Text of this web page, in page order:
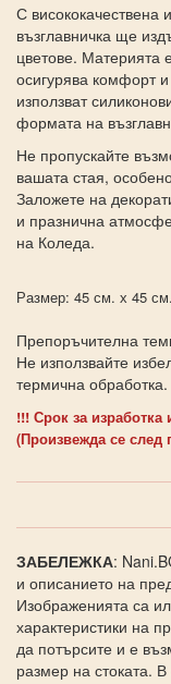
С висококачествена
възглавничка ще
цветове. Материята
осигурява комфорт
използват
формата на
Не пропускайте
вашата стая,
Заложете на
и празнична
на Коледа.
Размер: 45 см. х 45 см.
Препоръчителна
Не използвайте
термична обработка.
!!! Срок за изработка
(Произвежда се
ЗАБЕЛЕЖКА:
и описанието на
Изображенията са
характеристики на
да потърсите и е
размер на стоката.